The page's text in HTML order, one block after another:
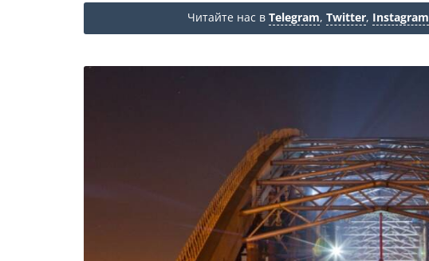
Читайте нас в Telegram, Twitter, Instagram